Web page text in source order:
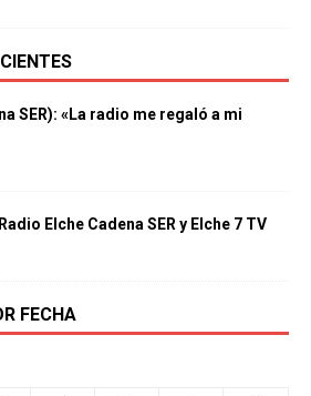
SER): «La radio me regaló a mi
Elche Cadena SER y Elche 7 TV
FECHA